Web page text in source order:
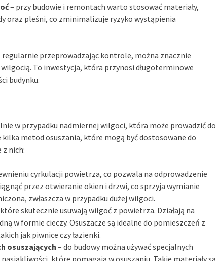
– przy budowie i remontach warto stosować materiały,
oraz pleśni, co zminimalizuje ryzyko wystąpienia
przeprowadzając kontrole, można znacznie
To inwestycja, która przynosi długoterminowe
budynku.
w przypadku nadmiernej wilgoci, która może prowadzić do
metod osuszania, które mogą być dostosowane do
nich:
cyrkulacji powietrza, co pozwala na odprowadzenie
przez otwieranie okien i drzwi, co sprzyja wymianie
zwłaszcza w przypadku dużej wilgoci.
skutecznie usuwają wilgoć z powietrza. Działają na
w formie cieczy. Osuszacze są idealne do pomieszczeń z
jak piwnice czy łazienki.
osuszających– do budowy można używać specjalnych
które pomagają w osuszaniu. Takie materiały są